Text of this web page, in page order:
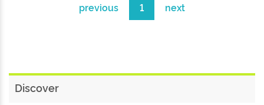
previous 1 next
Discover